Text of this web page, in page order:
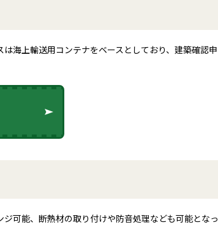
海上輸送用コンテナをベースとしており、建築確認申
可能、断熱材の取り付けや防音処理なども可能となっ